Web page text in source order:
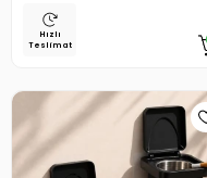
Hızlı
Teslimat